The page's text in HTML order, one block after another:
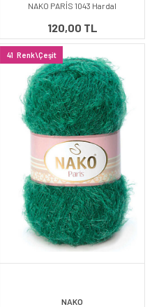
NAKO PARİS 1043 Hardal
120,00 TL
41 Renk\Çeşit
NAKO